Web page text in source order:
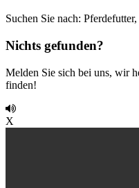
Suchen Sie nach:
Nichts gefunden?
Melden Sie sich bei uns, wir
finden!
X